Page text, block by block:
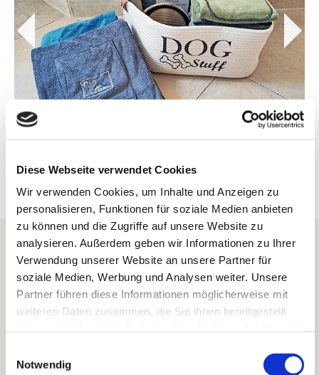
Diese Webseite verwendet Cookies
Wir verwenden Cookies, um Inhalte und Anzeigen zu
personalisieren, Funktionen für soziale Medien anbieten
zu können und die Zugriffe auf unsere Website zu
analysieren. Außerdem geben wir Informationen zu Ihrer
Verwendung unserer Website an unsere Partner für
soziale Medien, Werbung und Analysen weiter. Unsere
Partner führen diese Informationen möglicherweise mit
weiteren Daten zusammen, die Sie ihnen bereitgestellt
Notwendig
Was ist zum Thema Urlaub mit Hund zu
beachten?
Was kostet die Übernachtung mit Hund?
Für nur 12,- € pro Tag ohne Verpflegung ist